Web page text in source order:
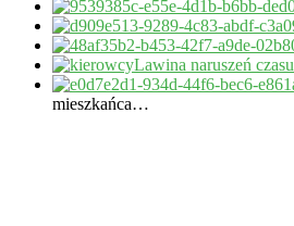
Lawina naruszeń
mieszkańca…